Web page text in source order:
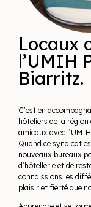
Locaux
l’UMIH
Biarritz.
C’est en
hôteliers de la
amicaux avec
Quand ce syndicat
nouveaux bureaux
d’hôtellerie et de
connaissions les
plaisir et fierté que